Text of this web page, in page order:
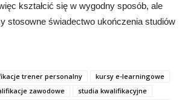
kształcić się w wygodny sposób, ale
stosowne świadectwo ukończenia studiów
trener personalny
kursy e-learningowe
zawodowe
studia kwalifikacyjne